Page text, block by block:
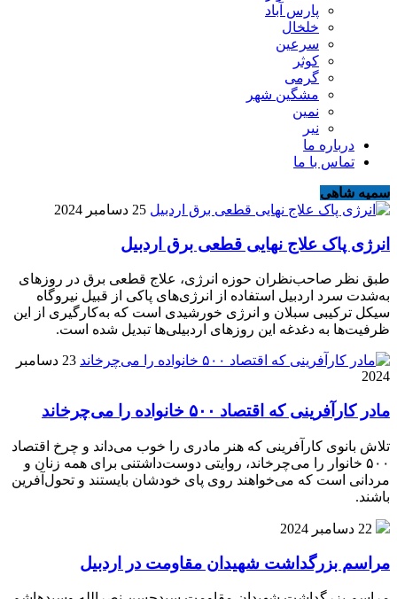
پارس آباد
خلخال
سرعین
کوثر
گرمی
مشگین شهر
نمین
نیر
درباره ما
تماس با ما
سمیه شاهی
25 دسامبر 2024
انرژی پاک علاج نهایی قطعی برق اردبیل
طبق نظر صاحب‌نظران حوزه انرژی، علاج قطعی برق در روزهای
به‌شدت سرد اردبیل استفاده از انرژی‌های پاکی از قبیل نیروگاه
سیکل ترکیبی سبلان و انرژی خورشیدی است که به‌کارگیری از این
ظرفیت‌ها به دغدغه این روزهای اردبیلی‌ها تبدیل شده است.
23 دسامبر
2024
مادر کارآفرینی که اقتصاد ۵۰۰ خانواده را می‌چرخاند
تلاش بانوی کارآفرینی که هنر مادری را خوب می‌داند و چرخ اقتصاد
۵۰۰ خانوار را می‌چرخاند، روایتی دوست‌داشتنی برای همه زنان و
مردانی است که می‌خواهند روی پای خودشان بایستند و تحول‌آفرین
باشند.
22 دسامبر 2024
مراسم بزرگداشت شهیدان مقاومت در اردبیل